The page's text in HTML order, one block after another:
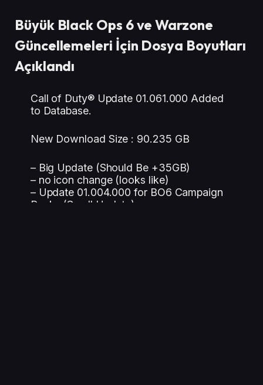
Büyük Black Ops 6 ve Warzone
Güncellemeleri İçin Dosya Boyutları
Açıklandı
Call of Duty® Update 01.061.000 Added
to Database.
New Download Size : 90.235 GB
– Big Update (Should Be +35GB)
– no icon change (looks like)
– Update 01.004.000 for BO6 Campaign
Packs (Small Update)